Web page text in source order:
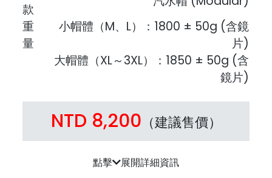
款
重
量
小帽體（M、L）：1800 ± 50g (含鏡
片)
大帽體（XL～3XL）：1850 ± 50g (含
鏡片)
NTD 8,200 （建議售價）
點擊 展開詳細資訊